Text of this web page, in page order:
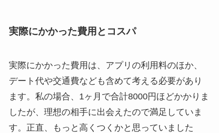
実際にかかった費用とコスパ
実際にかかった費用は、アプリの利用料のほか、
デート代や交通費なども含めて考える必要があり
ます。私の場合、1ヶ月で合計8000円ほどかかりま
したが、理想の相手に出会えたので満足していま
す。正直、もっと高くつくかと思っていました